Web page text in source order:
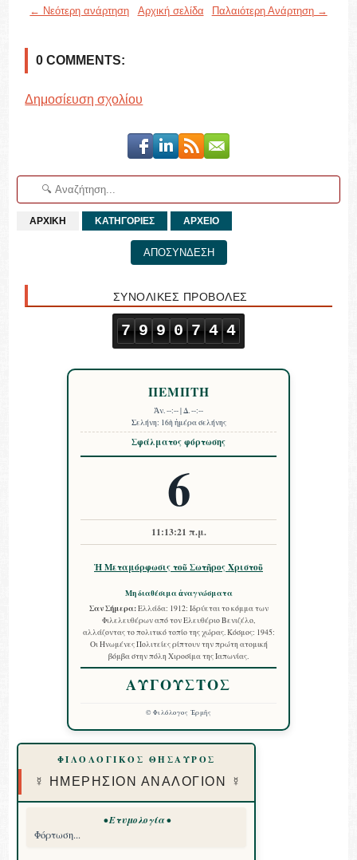
← Νεότερη ανάρτηση Παλαιότερη Ανάρτηση →
Αρχική σελίδα
0 COMMENTS:
Δημοσίευση σχολίου
ΑΡΧΙΚΗ ΚΑΤΗΓΟΡΙΕΣ ΑΡΧΕΙΟ
ΑΠΟΣΥΝΔΕΣΗ
ΣΥΝΟΛΙΚΕΣ ΠΡΟΒΟΛΕΣ
7 9 9 0 7 4 4
ΠΕΜΠΤΗ
Ἀν.--:--| Δ.--:--
Σελήνη: 16ὴ ἡμέρα σελήνης
Σφάλματος φόρτωσης
6
11:13:22 π.μ.
Ἡ Μεταμόρφωσις τοῦ Σωτῆρος Χριστοῦ
Μη διαθέσιμα ἀναγνώσματα
Σαν Σήμερα:Ελλάδα: 1912: Ιδρύεται το κόμμα των
Φιλελευθέρων από τον Ελευθέριο Βενιζέλο,
αλλάζοντας το πολιτικό τοπίο της χώρας. Κόσμος: 1945:
Οι Ηνωμένες Πολιτείες ρίπτουν την πρώτη ατομική
βόμβα στην πόλη Χιροσίμα της Ιαπωνίας.
ΑΥΓΟΥΣΤΟΣ
© Φιλόλογος Ἑρμῆς
ΦΙΛΟΛΟΓΙΚΟΣ ΘΗΣΑΥΡΟΣ
☿ ΗΜΕΡΗΣΙΟΝ ΑΝΑΛΟΓΙΟΝ ☿
• Ετυμολογία •
Φόρτωση...